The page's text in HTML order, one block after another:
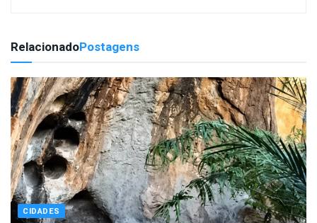
RelacionadoPostagens
CIDADES